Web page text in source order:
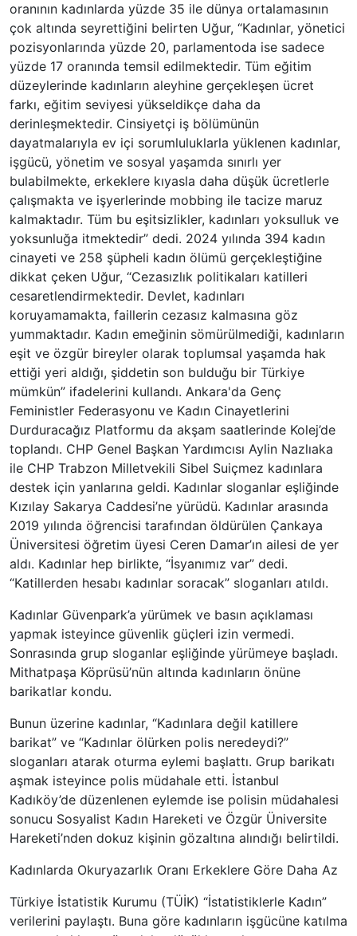
oranının kadınlarda yüzde 35 ile dünya ortalamasının
çok altında seyrettiğini belirten Uğur, “Kadınlar, yönetici
pozisyonlarında yüzde 20, parlamentoda ise sadece
yüzde 17 oranında temsil edilmektedir. Tüm eğitim
düzeylerinde kadınların aleyhine gerçekleşen ücret
farkı, eğitim seviyesi yükseldikçe daha da
derinleşmektedir. Cinsiyetçi iş bölümünün
dayatmalarıyla ev içi sorumluluklarla yüklenen kadınlar,
işgücü, yönetim ve sosyal yaşamda sınırlı yer
bulabilmekte, erkeklere kıyasla daha düşük ücretlerle
çalışmakta ve işyerlerinde mobbing ile tacize maruz
kalmaktadır. Tüm bu eşitsizlikler, kadınları yoksulluk ve
yoksunluğa itmektedir” dedi. 2024 yılında 394 kadın
cinayeti ve 258 şüpheli kadın ölümü gerçekleştiğine
dikkat çeken Uğur, “Cezasızlık politikaları katilleri
cesaretlendirmektedir. Devlet, kadınları
koruyamamakta, faillerin cezasız kalmasına göz
yummaktadır. Kadın emeğinin sömürülmediği, kadınların
eşit ve özgür bireyler olarak toplumsal yaşamda hak
ettiği yeri aldığı, şiddetin son bulduğu bir Türkiye
mümkün” ifadelerini kullandı. Ankara'da Genç
Feministler Federasyonu ve Kadın Cinayetlerini
Durduracağız Platformu da akşam saatlerinde Kolej’de
toplandı. CHP Genel Başkan Yardımcısı Aylin Nazlıaka
ile CHP Trabzon Milletvekili Sibel Suiçmez kadınlara
destek için yanlarına geldi. Kadınlar sloganlar eşliğinde
Kızılay Sakarya Caddesi’ne yürüdü. Kadınlar arasında
2019 yılında öğrencisi tarafından öldürülen Çankaya
Üniversitesi öğretim üyesi Ceren Damar’ın ailesi de yer
aldı. Kadınlar hep birlikte, “İsyanımız var” dedi.
“Katillerden hesabı kadınlar soracak” sloganları atıldı.
Kadınlar Güvenpark’a yürümek ve basın açıklaması
yapmak isteyince güvenlik güçleri izin vermedi.
Sonrasında grup sloganlar eşliğinde yürümeye başladı.
Mithatpaşa Köprüsü’nün altında kadınların önüne
barikatlar kondu.
Bunun üzerine kadınlar, “Kadınlara değil katillere
barikat” ve “Kadınlar ölürken polis neredeydi?”
sloganları atarak oturma eylemi başlattı. Grup barikatı
aşmak isteyince polis müdahale etti. İstanbul
Kadıköy’de düzenlenen eylemde ise polisin müdahalesi
sonucu Sosyalist Kadın Hareketi ve Özgür Üniversite
Hareketi’nden dokuz kişinin gözaltına alındığı belirtildi.
Kadınlarda Okuryazarlık Oranı Erkeklere Göre Daha Az
Türkiye İstatistik Kurumu (TÜİK) “İstatistiklerle Kadın”
verilerini paylaştı. Buna göre kadınların işgücüne katılma